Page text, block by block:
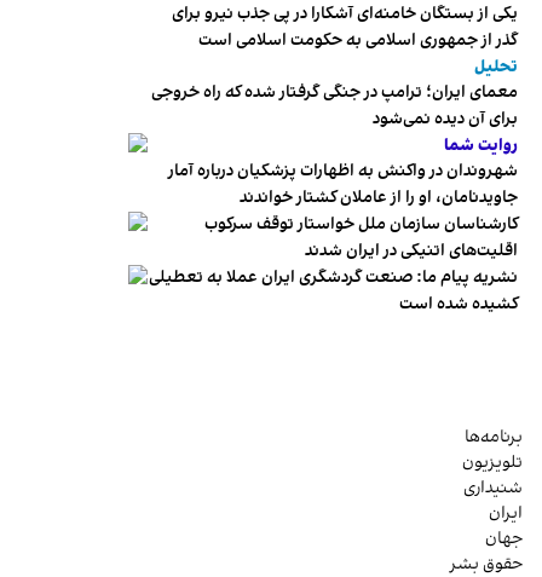
یکی از بستگان خامنه‌ای آشکارا در پی جذب نیرو برای
گذر از جمهوری اسلامی به حکومت اسلامی است
تحلیل
معمای ایران؛ ترامپ در جنگی گرفتار شده که راه خروجی
برای آن دیده نمی‌شود
روایت شما
شهروندان در واکنش به اظهارات پزشکیان درباره آمار
جاویدنامان، او را از عاملان کشتار خواندند
کارشناسان سازمان ملل خواستار توقف سرکوب
اقلیت‌های اتنیکی در ایران شدند
نشریه پیام ما: صنعت گردشگری ایران عملا به تعطیلی
کشیده شده است
برنامه‌ها
تلویزیون
شنیداری
ایران
جهان
حقوق بشر